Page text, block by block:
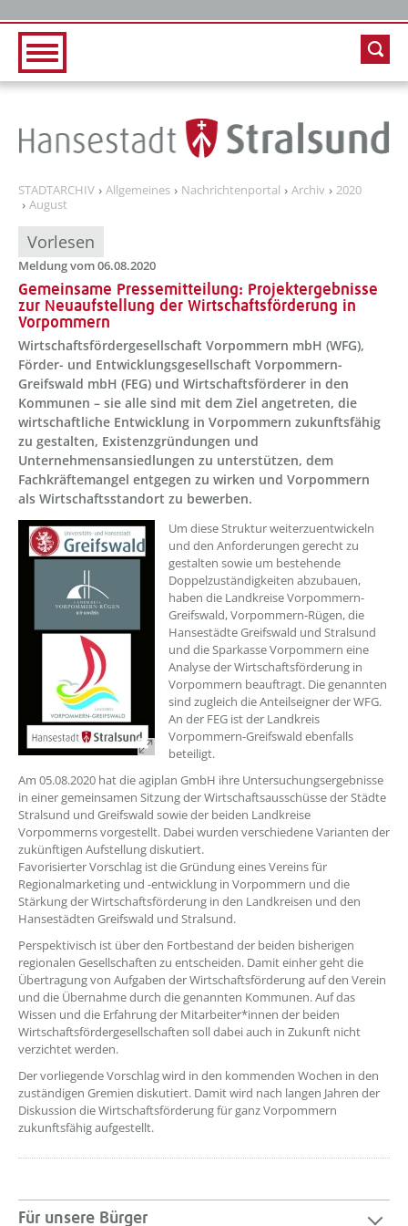
STADTARCHIV Allgemeines Nachrichtenportal Archiv
2020
August
Vorlesen
Meldung vom 06.08.2020
Gemeinsame Pressemitteilung: Projektergebnisse
zur Neuaufstellung der Wirtschaftsförderung in
Vorpommern
Wirtschaftsfördergesellschaft Vorpommern mbH (WFG),
Förder- und Entwicklungsgesellschaft Vorpommern-
Greifswald mbH (FEG) und Wirtschaftsförderer in den
Kommunen – sie alle sind mit dem Ziel angetreten, die
wirtschaftliche Entwicklung in Vorpommern zukunftsfähig
zu gestalten, Existenzgründungen und
Unternehmensansiedlungen zu unterstützen, dem
Fachkräftemangel entgegen zu wirken und Vorpommern
als Wirtschaftsstandort zu bewerben.
Um diese Struktur weiterzuentwickeln
und den Anforderungen gerecht zu
gestalten sowie um bestehende
Doppelzuständigkeiten abzubauen,
haben die Landkreise Vorpommern-
Greifswald, Vorpommern-Rügen, die
Hansestädte Greifswald und Stralsund
und die Sparkasse Vorpommern eine
Analyse der Wirtschaftsförderung in
Vorpommern beauftragt. Die genannten
sind zugleich die Anteilseigner der WFG.
An der FEG ist der Landkreis
Vorpommern-Greifswald ebenfalls
beteiligt.
Am 05.08.2020 hat die agiplan GmbH ihre Untersuchungsergebnisse
in einer gemeinsamen Sitzung der Wirtschaftsausschüsse der Städte
Stralsund und Greifswald sowie der beiden Landkreise
Vorpommerns vorgestellt. Dabei wurden verschiedene Varianten der
zukünftigen Aufstellung diskutiert.
Favorisierter Vorschlag ist die Gründung eines Vereins für
Regionalmarketing und -entwicklung in Vorpommern und die
Stärkung der Wirtschaftsförderung in den Landkreisen und den
Hansestädten Greifswald und Stralsund.
Perspektivisch ist über den Fortbestand der beiden bisherigen
regionalen Gesellschaften zu entscheiden. Damit einher geht die
Übertragung von Aufgaben der Wirtschaftsförderung auf den Verein
und die Übernahme durch die genannten Kommunen. Auf das
Wissen und die Erfahrung der Mitarbeiter*innen der beiden
Wirtschaftsfördergesellschaften soll dabei auch in Zukunft nicht
verzichtet werden.
Der vorliegende Vorschlag wird in den kommenden Wochen in den
zuständigen Gremien diskutiert. Damit wird nach langen Jahren der
Diskussion die Wirtschaftsförderung für ganz Vorpommern
zukunftsfähig aufgestellt.
Für unsere Bürger